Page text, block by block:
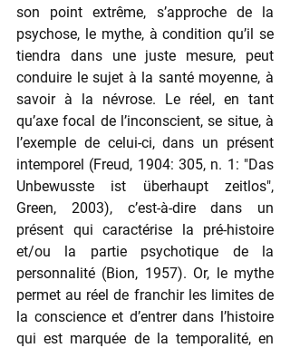
son point extrême, s’approche de la
psychose, le mythe, à condition qu’il se
tiendra dans une juste mesure, peut
conduire le sujet à la santé moyenne, à
savoir à la névrose. Le réel, en tant
qu’axe focal de l’inconscient, se situe, à
l’exemple de celui-ci, dans un présent
intemporel (Freud, 1904: 305, n. 1: "Das
Unbewusste ist überhaupt zeitlos",
Green, 2003), c’est-à-dire dans un
présent qui caractérise la pré-histoire
et/ou la partie psychotique de la
personnalité (Bion, 1957). Or, le mythe
permet au réel de franchir les limites de
la conscience et d’entrer dans l’histoire
qui est marquée de la temporalité, en